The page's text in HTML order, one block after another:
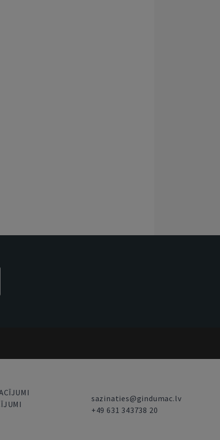
sazinaties@gindumac.lv
+49 631 343738 20